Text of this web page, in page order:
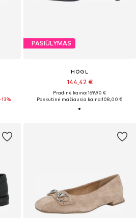
13%
PASIŪLYMAS
HÖGL
144,42 €
Pradinė kaina: 169,90 €
Paskutinė mažiausia kaina:108,00 €